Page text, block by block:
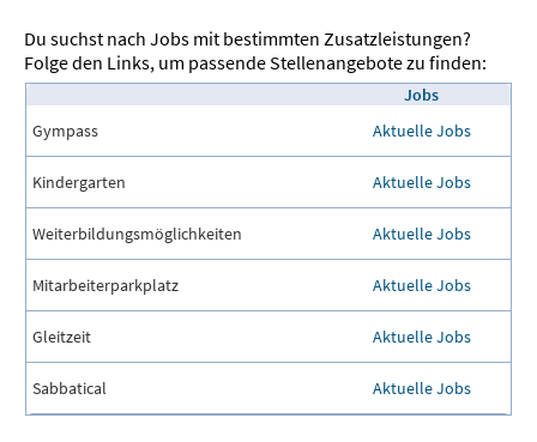
Du suchst nach Jobs mit bestimmten Zusatzleistungen?
Folge den Links, um passende Stellenangebote zu finden:
Jobs
Gympass
Aktuelle Jobs
Kindergarten Aktuelle Jobs
Weiterbildungsmöglichkeiten Aktuelle Jobs
Mitarbeiterparkplatz Aktuelle Jobs
Gleitzeit Aktuelle Jobs
Sabbatical Aktuelle Jobs